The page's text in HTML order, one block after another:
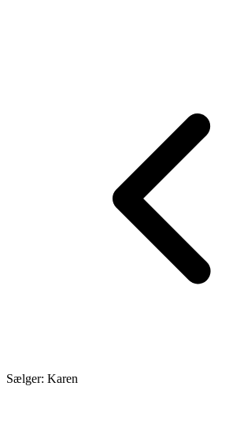
Sælger: Karen